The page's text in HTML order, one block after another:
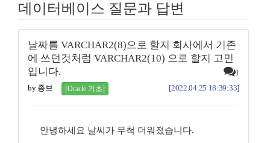
데이터베이스 질문과 답변
날짜를 VARCHAR2(8)으로 할지 회사에서 기존
에 쓰던것처럼 VARCHAR2(10) 으로 할지 고민
입니다.
1
by 종브 [Oracle 기초] [2022.04.25 18:39:33]
안녕하세요 날씨가 무척 더워졌습니다.